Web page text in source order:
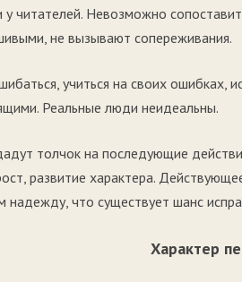
читателей. Невозможно
не вызывают сопереживания.
учиться на своих ошибках,
Реальные люди неидеальны.
толчок на последующие
развитие характера.
надежду, что существует шанс
Характер